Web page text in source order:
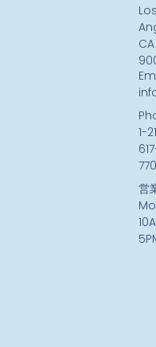
CA
1-
営